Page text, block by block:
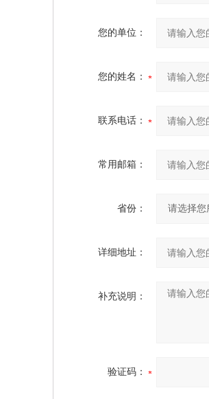
您的单位：
您的姓名：
联系电话：
常用邮箱：
省份：
详细地址：
补充说明：
验证码：